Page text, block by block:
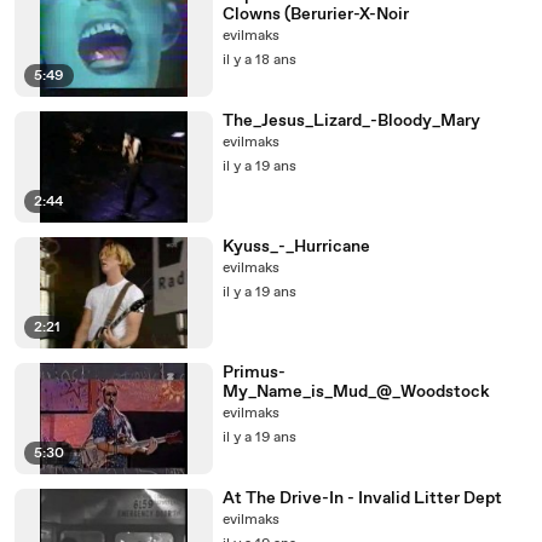
5:49
Clowns (Berurier-X-Noir
evilmaks
il y a 18 ans
2:44
The_Jesus_Lizard_-Bloody_Mary
evilmaks
il y a 19 ans
2:21
Kyuss_-_Hurricane
evilmaks
il y a 19 ans
5:30
Primus-
My_Name_is_Mud_@_Woodstock
evilmaks
il y a 19 ans
At The Drive-In - Invalid Litter Dept
evilmaks